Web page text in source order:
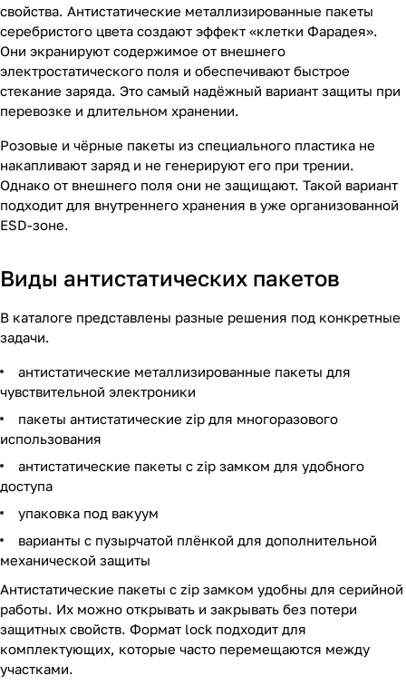
свойства. Антистатические металлизированные пакеты
серебристого цвета создают эффект «клетки Фарадея».
Они экранируют содержимое от внешнего
электростатического поля и обеспечивают быстрое
стекание заряда. Это самый надёжный вариант защиты при
перевозке и длительном хранении.
Розовые и чёрные пакеты из специального пластика не
накапливают заряд и не генерируют его при трении.
Однако от внешнего поля они не защищают. Такой вариант
подходит для внутреннего хранения в уже организованной
ESD-зоне.
Виды антистатических пакетов
В каталоге представлены разные решения под конкретные
задачи.
антистатические металлизированные пакеты для
чувствительной электроники
пакеты антистатические zip для многоразового
использования
антистатические пакеты с zip замком для удобного
доступа
упаковка под вакуум
варианты с пузырчатой плёнкой для дополнительной
механической защиты
Антистатические пакеты с zip замком удобны для серийной
работы. Их можно открывать и закрывать без потери
защитных свойств. Формат lock подходит для
комплектующих, которые часто перемещаются между
участками.